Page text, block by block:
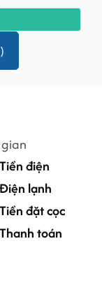
Tiền điện
Điện lạnh
Tiền đặt cọc
Thanh toán